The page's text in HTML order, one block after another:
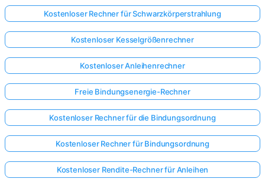
Kostenloser Rechner für Schwarzkörperstrahlung
Kostenloser Kesselgrößenrechner
Kostenloser Anleihenrechner
Freie Bindungsenergie-Rechner
Kostenloser Rechner für die Bindungsordnung
Kostenloser Rechner für Bindungsordnung
Kostenloser Rendite-Rechner für Anleihen